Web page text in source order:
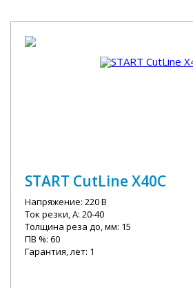
START CutLine X40C
Напряжение: 220 В
Ток резки, А: 20-40
Толщина реза до, мм: 15
ПВ %: 60
Гарантия, лет: 1